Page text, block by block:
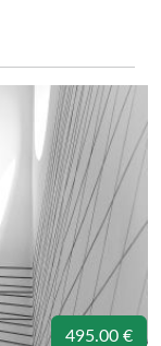
495.00 €